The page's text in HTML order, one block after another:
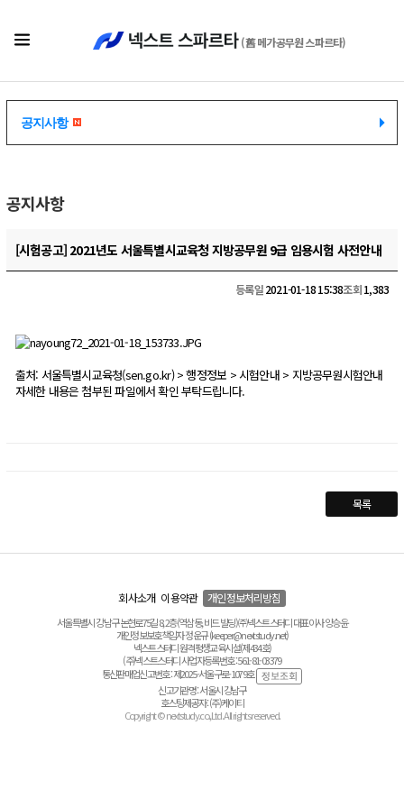
(舊 메가공무원 스파르타)
공지사항
공지사항
공지사항
[시험공고] 2021년도 서울특별시교육청 지방공무원 9급 임용시험 사전안내
등록일2021-01-18 15:38조회1,383
출처: 서울특별시교육청(sen.go.kr) > 행정정보 > 시험안내 > 지방공무원시험안내
자세한 내용은 첨부된 파일에서 확인 부탁드립니다.
목록
회사소개 이용약관 개인정보처리방침
서울특별시 강남구 논현로75길 8, 2층(역삼동, 비드 빌딩) ㈜넥스트스터디 대표이사 양승윤
개인정보보호책임자 정운규 (keeper@nextstudy.net)
넥스트스터디 원격평생교육시설(제434호)
(주)넥스트스터디 사업자등록번호 : 561-81-03379
통신판매업신고번호 : 제2025-서울구로-1079호
신고기관명 : 서울시 강남구
호스팅제공자 : (주)케이티
Copyright © nextstudy.co.,Ltd. All rights reserved.